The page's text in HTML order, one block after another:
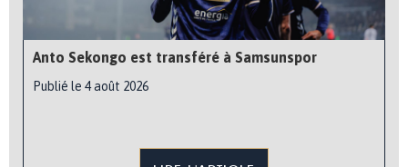
Anto Sekongo est transféré à Samsunspor
Publié le 4 août 2026